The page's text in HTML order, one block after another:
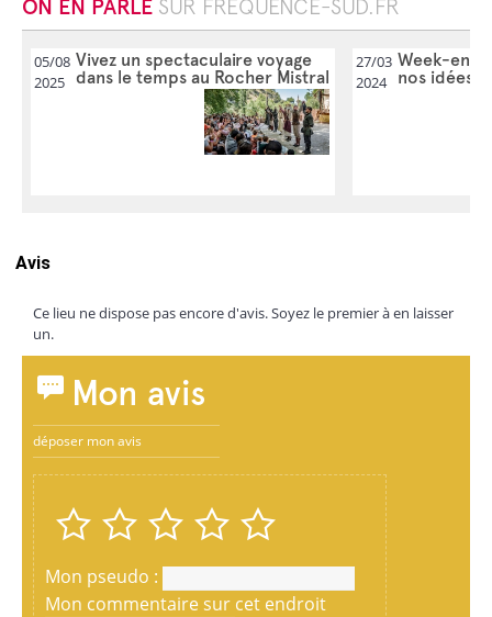
ON EN PARLE SUR FREQUENCE-SUD.FR
05/08
2025
Vivez un spectaculaire voyage
dans le temps au Rocher Mistral
27/03
2024
Week-end
nos idées
Avis
Ce lieu ne dispose pas encore d'avis. Soyez le premier à en laisser
un.
Mon avis
déposer mon avis
Mon pseudo :
Mon commentaire sur cet endroit